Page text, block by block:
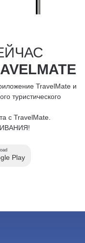
TravelMate и
туристического
с TravelMate.
Play